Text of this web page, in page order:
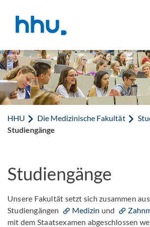
HHU Die Medizinische Fakultät
Studiengänge
Studiengänge
Unsere Fakultät setzt sich zusammen
Studiengängen
Medizin und
mit dem Staatsexamen abgeschlossen